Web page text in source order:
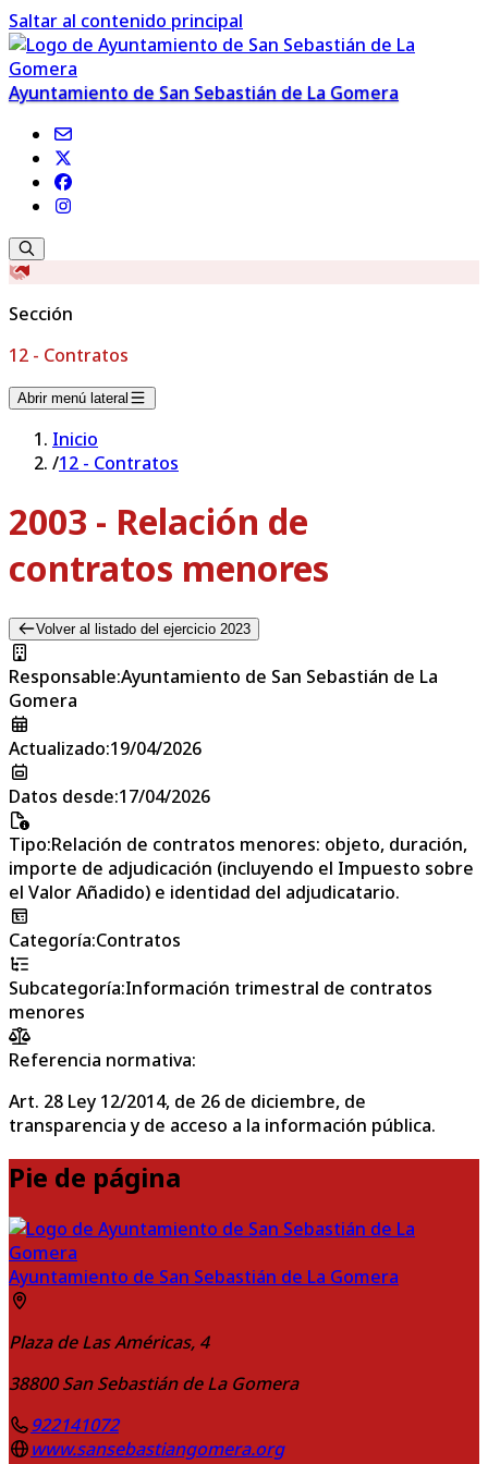
Saltar al contenido principal
Ayuntamiento de San Sebastián de La Gomera
Sección
12 - Contratos
Abrir menú lateral
Inicio
/12 - Contratos
2003 - Relación de
contratos menores
Volver al listado del ejercicio 2023
Responsable:Ayuntamiento de San Sebastián de La
Gomera
Actualizado:19/04/2026
Datos desde:17/04/2026
Tipo:Relación de contratos menores: objeto, duración,
importe de adjudicación (incluyendo el Impuesto sobre
el Valor Añadido) e identidad del adjudicatario.
Categoría:Contratos
Subcategoría:Información trimestral de contratos
menores
Referencia normativa:
Art. 28 Ley 12/2014, de 26 de diciembre, de
transparencia y de acceso a la información pública.
Pie de página
Ayuntamiento de San Sebastián de La Gomera
Plaza de Las Américas, 4
38800 San Sebastián de La Gomera
922141072
www.sansebastiangomera.org